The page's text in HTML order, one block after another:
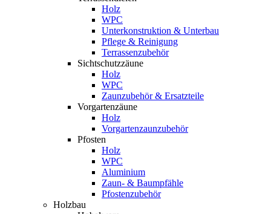
Holz
WPC
Unterkonstruktion & Unterbau
Pflege & Reinigung
Terrassenzubehör
Sichtschutzzäune
Holz
WPC
Zaunzubehör & Ersatzteile
Vorgartenzäune
Holz
Vorgartenzaunzubehör
Pfosten
Holz
WPC
Aluminium
Zaun- & Baumpfähle
Pfostenzubehör
Holzbau